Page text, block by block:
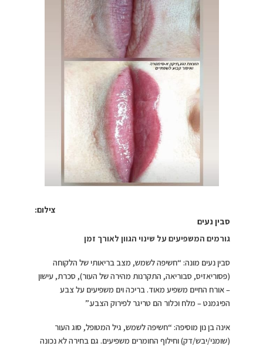
צילום:
סבין נעים
גורמים המשפיעים על שינוי הגוון לאורך זמן
סבין נעים מונה: “חשיפה לשמש, מצב בריאותי של הלקוחה
(פסוריאזיס, סבוריאה, התקרנות מהירה של העור), סכרת, עישון
– אורח החיים משפיע מאוד. בריכה וים משפיעים על צבע
הפיגמנט – מלח וכלור הם טריגר לפירוק הצבע.”
אינה בן נון מוסיפה: “חשיפה לשמש, גיל המטופל, סוג העור
(שומני/יבש/דק) וחילוף החומרים משפיעים. גם בחירה לא נכונה